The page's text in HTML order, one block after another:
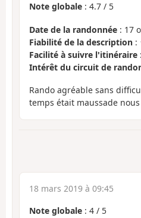
Note globale : 4.7 / 5
Date de la randonnée : 17
Fiabilité de la description :
Facilité à suivre l'itinéraire
Intérêt du circuit de
Rando agréable sans
temps était maussade
18 mars 2019 à 09:45
Note globale : 4 / 5